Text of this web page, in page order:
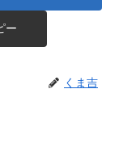
ー
くま吉